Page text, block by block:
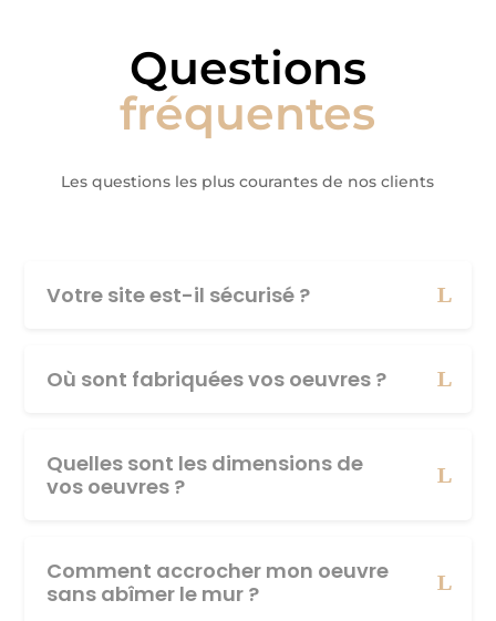
Questions
fréquentes
Les questions les plus courantes de nos clients
Votre site est-il sécurisé ?
Où sont fabriquées vos oeuvres ?
Quelles sont les dimensions de
vos oeuvres ?
Comment accrocher mon oeuvre
sans abîmer le mur ?